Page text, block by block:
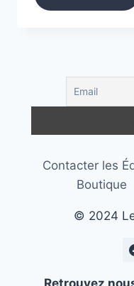
Contacter les
Boutique
© 2024
Retrouvez